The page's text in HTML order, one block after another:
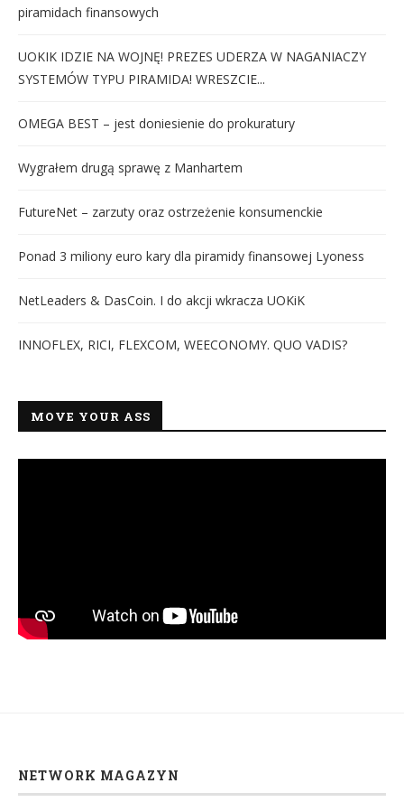
piramidach finansowych
UOKIK IDZIE NA WOJNĘ! PREZES UDERZA W NAGANIACZY
SYSTEMÓW TYPU PIRAMIDA! WRESZCIE...
OMEGA BEST – jest doniesienie do prokuratury
Wygrałem drugą sprawę z Manhartem
FutureNet – zarzuty oraz ostrzeżenie konsumenckie
Ponad 3 miliony euro kary dla piramidy finansowej Lyoness
NetLeaders & DasCoin. I do akcji wkracza UOKiK
INNOFLEX, RICI, FLEXCOM, WEECONOMY. QUO VADIS?
MOVE YOUR ASS
NETWORK MAGAZYN